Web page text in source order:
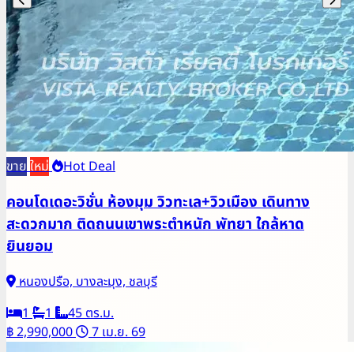
ขายใหม่ Hot Deal
คอนโดเดอะวิชั่น ห้องมุม วิวทะเล+วิวเมือง เดินทาง
สะดวกมาก ติดถนนเขาพระตำหนัก พัทยา ใกล้หาด
ยินยอม
หนองปรือ, บางละมุง, ชลบุรี
1
1
45 ตร.ม.
฿ 2,990,000
7 เม.ย. 69